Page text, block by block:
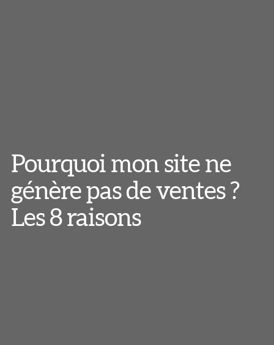
Pourquoi mon site ne
génère pas de ventes ?
Les 8 raisons